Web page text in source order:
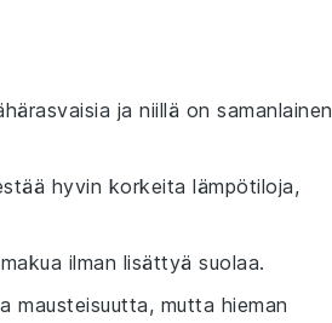
ja niillä on samanlainen
hyvin korkeita lämpötiloja,
ilman lisättyä suolaa.
mausteisuutta, mutta hieman